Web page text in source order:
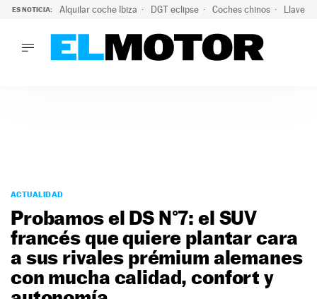
ES NOTICIA: Alquilar coche Ibiza DGT eclipse Coches chinos Llaves
PODCAST
MOTOS
TECNOLOGÍA
ACTUALIDAD
Probamos el DS N°7: el SUV
francés que quiere plantar cara
a sus rivales prémium alemanes
con mucha calidad, confort y